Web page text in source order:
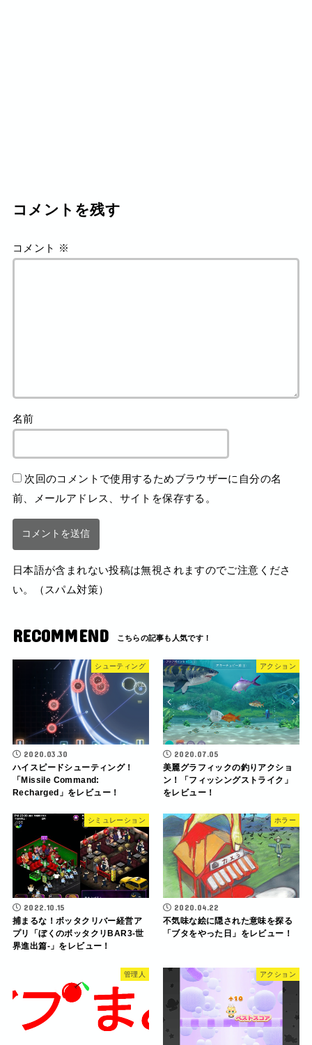
コメントを残す
コメント ※
名前
次回のコメントで使用するためブラウザーに自分の名
前、メールアドレス、サイトを保存する。
日本語が含まれない投稿は無視されますのでご注意くださ
い。（スパム対策）
RECOMMEND
シューティング
2020.03.30
ハイスピードシューティング！
「Missile Command:
Recharged」をレビュー！
アクション
2020.07.05
美麗グラフィックの釣りアクショ
ン！「フィッシングストライク」
をレビュー！
シミュレーション
2022.10.15
捕まるな！ボッタクリバー経営ア
プリ「ぼくのボッタクリBAR3-世
界進出篇-」をレビュー！
ホラー
2020.04.22
不気味な絵に隠された意味を探る
「ブタをやった日」をレビュー！
管理人 アクション